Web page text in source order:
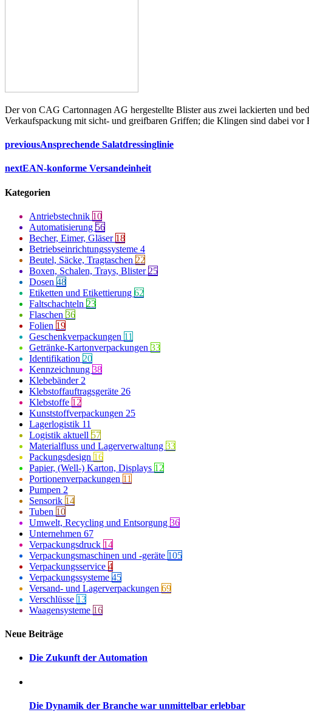
Der von CAG Cartonnagen AG hergestellte Blister aus zwei lackierten und
Verkaufspackung mit sicht- und greifbaren Griffen; die Klingen sind dabei
previousAnsprechende Salatdressinglinie
nextEAN-konforme Versandeinheit
Kategorien
Antriebstechnik 10
Automatisierung 56
Becher, Eimer, Gläser 18
Betriebseinrichtungssysteme 4
Beutel, Säcke, Tragtaschen 22
Boxen, Schalen, Trays, Blister 25
Dosen 48
Etiketten und Etikettierung 62
Faltschachteln 23
Flaschen 36
Folien 19
Geschenkverpackungen 11
Getränke-Kartonverpackungen 33
Identifikation 20
Kennzeichnung 38
Klebebänder 2
Klebstoffauftragsgeräte 26
Klebstoffe 12
Kunststoffverpackungen 25
Lagerlogistik 11
Logistik aktuell 57
Materialfluss und Lagerverwaltung 33
Packungsdesign 16
Papier, (Well-) Karton, Displays 12
Portionenverpackungen 11
Pumpen 2
Sensorik 14
Tuben 10
Umwelt, Recycling und Entsorgung 36
Unternehmen 67
Verpackungsdruck 14
Verpackungsmaschinen und -geräte 105
Verpackungsservice 4
Verpackungssysteme 45
Versand- und Lagerverpackungen 69
Verschlüsse 13
Waagensysteme 16
Neue Beiträge
Die Zukunft der Automation
Die Dynamik der Branche war unmittelbar erlebbar